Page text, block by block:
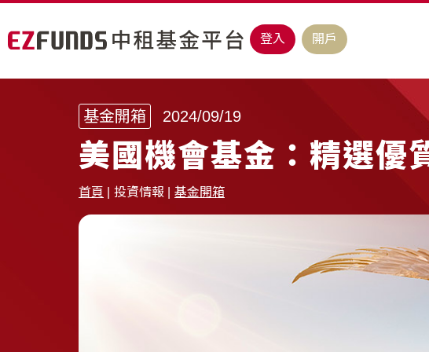
登入 開戶
基金開箱 2024/09/19
美國機會基金：精選優
首頁 投資情報 基金開箱